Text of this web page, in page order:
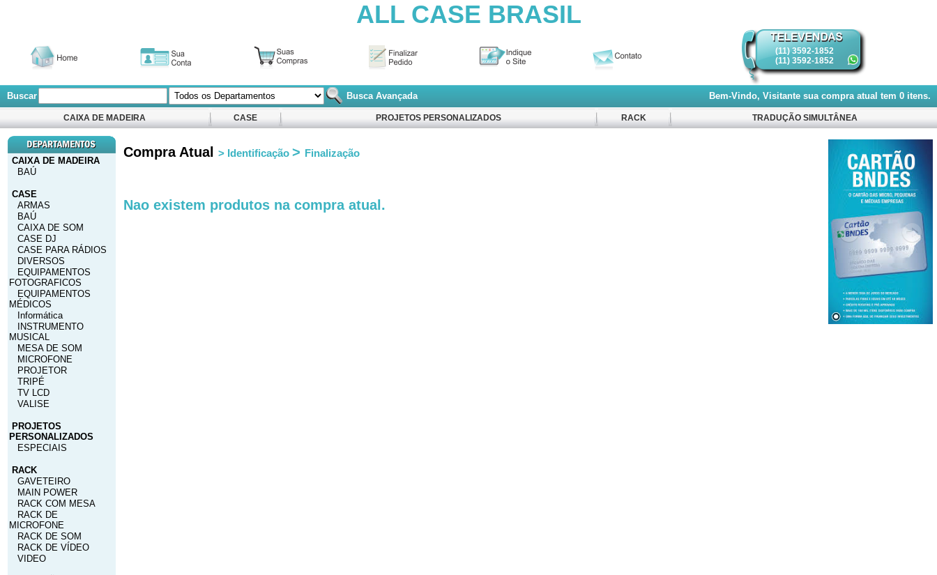
ALL CASE BRASIL
(11) 3592-1852
(11) 3592-1852
Buscar Busca Avançada Bem-Vindo, Visitante sua compra atual tem 0 itens.
CAIXA DE MADEIRA CASE PROJETOS PERSONALIZADOS RACK TRADUÇÃO SIMULTÂNEA
CAIXA DE MADEIRA
BAÚ
CASE
ARMAS
BAÚ
CAIXA DE SOM
CASE DJ
CASE PARA RÁDIOS
DIVERSOS
EQUIPAMENTOS
FOTOGRAFICOS
EQUIPAMENTOS
MÉDICOS
Informática
INSTRUMENTO
MUSICAL
MESA DE SOM
MICROFONE
PROJETOR
TRIPÉ
TV LCD
VALISE
PROJETOS
PERSONALIZADOS
ESPECIAIS
RACK
GAVETEIRO
MAIN POWER
RACK COM MESA
RACK DE
MICROFONE
RACK DE SOM
RACK DE VÍDEO
VIDEO
Compra Atual > Identificação > Finalização
Nao existem produtos na compra atual.